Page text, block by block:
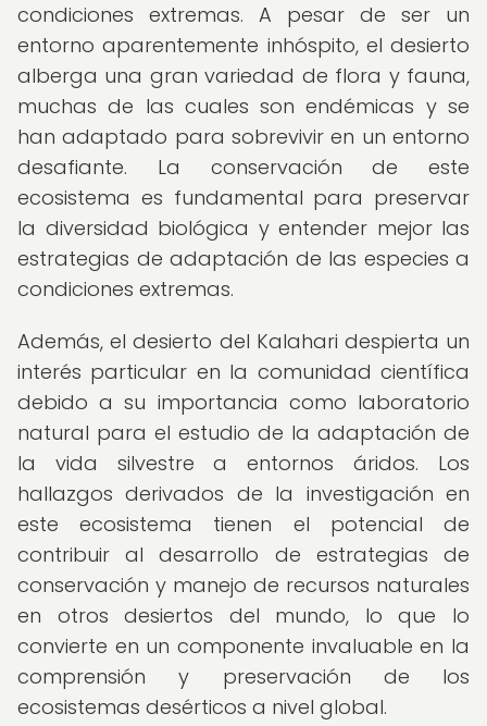
condiciones extremas. A pesar de ser un
entorno aparentemente inhóspito, el desierto
alberga una gran variedad de flora y fauna,
muchas de las cuales son endémicas y se
han adaptado para sobrevivir en un entorno
desafiante. La conservación de este
ecosistema es fundamental para preservar
la diversidad biológica y entender mejor las
estrategias de adaptación de las especies a
condiciones extremas.
Además, el desierto del Kalahari despierta un
interés particular en la comunidad científica
debido a su importancia como laboratorio
natural para el estudio de la adaptación de
la vida silvestre a entornos áridos. Los
hallazgos derivados de la investigación en
este ecosistema tienen el potencial de
contribuir al desarrollo de estrategias de
conservación y manejo de recursos naturales
en otros desiertos del mundo, lo que lo
convierte en un componente invaluable en la
comprensión y preservación de los
ecosistemas desérticos a nivel global.